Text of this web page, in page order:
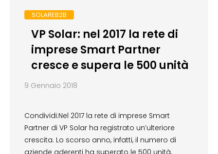
SOLAREB2B
VP Solar: nel 2017 la rete di
imprese Smart Partner
cresce e supera le 500 unità
9 Gennaio 2018
Condividi:Nel 2017 la rete di imprese Smart
Partner di VP Solar ha registrato un’ulteriore
crescita. Lo scorso anno, infatti, il numero di